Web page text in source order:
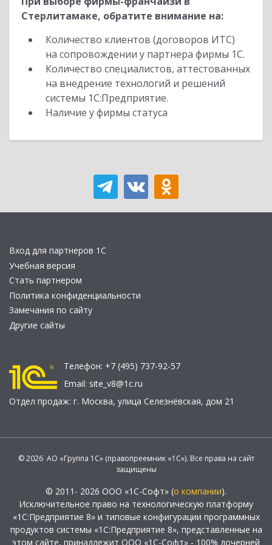
Стерлитамаке, обратите внимание на:
Количество клиентов (договоров ИТС)
на сопровождении у партнера фирмы 1С.
Количество специалистов, аттестованных
на внедрение технологий и решений
системы 1С:Предприятие.
Наличие у фирмы статуса
Вход для партнеров 1С
Учебная версия
Стать партнером
Политика конфиденциальности
Замечания по сайту
Другие сайты
Телефон: +7 (495) 737-92-57
Email: site_v8@1c.ru
Отдел продаж: г. Москва, улица Селезнёвская, дом 21
© 2026 АО «Группа 1С» (правопреемник «1С»). Все права на сайт
защищены
© 2011- 2026 ООО «1С-Софт» (о компании).
Исключительное право на технологическую платформу
«1С:Предприятие 8» и типовые конфигурации программных
продуктов системы «1С:Предприятие 8», представленные на
этом сайте, принадлежит ООО «1С-Софт» - 100% дочерней